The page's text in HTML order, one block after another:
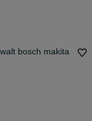
bosch makita